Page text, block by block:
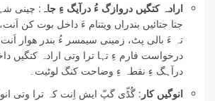
ارادہ کتگیں دروازگ ءُ درآیگ ءِ جاہ : چینی
جتا جتائیں بندراں ویتنام ءَ داخل بوت کن
تہ ءَ بالی پٹ، زمینی سیمسر ءُ بندر ھوار اَنت۔
درخواست فارم ءِ تہا ترا وتی ارادہ کتگیں
درآہگ ءِ نقطہ ءِ وضاحت کنگ لوٹیت۔
انوگیں کار : گُڈّی گپّ ایش اِنت کہ ترا وتی